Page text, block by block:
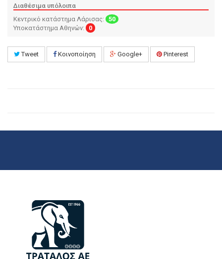
Διαθέσιμα υπόλοιπα
Κεντρικό κατάστημα Λάρισας:
50
Υποκατάστημα Αθηνών:
0
Tweet Κοινοποίηση Google+ Pinterest